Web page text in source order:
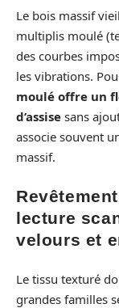
Le bois massif
multiplis moulé
des courbes
les vibrations.
moulé offre un
d’assise sans
associe souvent
massif.
lecture
velours et
Le tissu texturé
grandes familles